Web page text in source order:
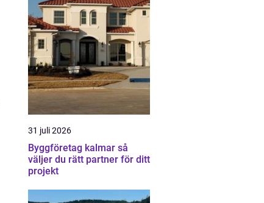
31 juli 2026
Byggföretag kalmar så
väljer du rätt partner för ditt
projekt